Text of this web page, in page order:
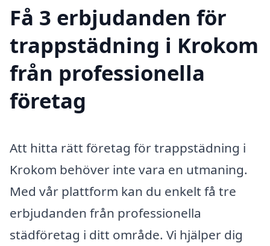
Få 3 erbjudanden för
trappstädning i Krokom
från professionella
företag
Att hitta rätt företag för trappstädning i
Krokom behöver inte vara en utmaning.
Med vår plattform kan du enkelt få tre
erbjudanden från professionella
städföretag i ditt område. Vi hjälper dig